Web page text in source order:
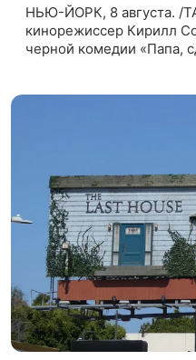
НЬЮ-ЙОРК, 8 августа. /
кинорежиссер Кирилл
черной комедии «Папа,